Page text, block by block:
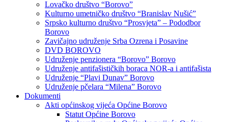
Lovačko društvo “Borovo”
Kulturno umetničko društvo “Branislav Nušić”
Srpsko kulturno društvo “Prosvjeta” – Pododbor
Borovo
Zavičajno udruženje Srba Ozrena i Posavine
DVD BOROVO
Udruženje penzionera “Borovo” Borovo
Udruženje antifašističkih boraca NOR-a i antifašista
Udruženje “Plavi Dunav” Borovo
Udruženje pčelara “Milena” Borovo
Dokumenti
Akti općinskog vijeća Općine Borovo
Statut Općine Borovo